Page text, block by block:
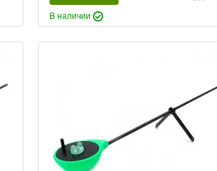
В наличии